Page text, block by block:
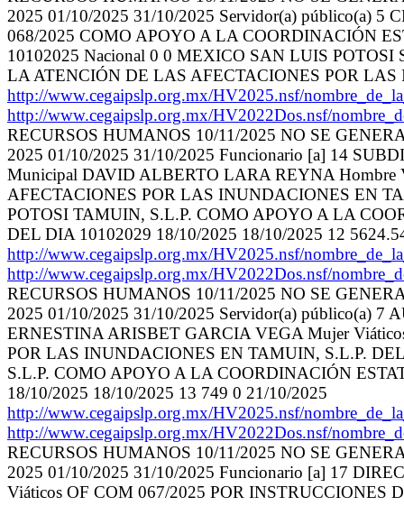
2025 01/10/2025 31/10/2025 Servidor(a) público(a) 5
068/2025 COMO APOYO A LA COORDINACIÓN
10102025 Nacional 0 0 MEXICO SAN LUIS
LA ATENCIÓN DE LAS AFECTACIONES POR
http://www.cegaipslp.org.mx/HV2025.nsf/
http://www.cegaipslp.org.mx/HV2022Dos.nsf/
RECURSOS HUMANOS 10/11/2025 NO SE
2025 01/10/2025 31/10/2025 Funcionario [a] 14
Municipal DAVID ALBERTO LARA REYNA
AFECTACIONES POR LAS INUNDACIONES EN
POTOSI TAMUIN, S.L.P. COMO APOYO A LA
DEL DIA 10102029 18/10/2025 18/10/2025 12
http://www.cegaipslp.org.mx/HV2025.nsf/
http://www.cegaipslp.org.mx/HV2022Dos.nsf/
RECURSOS HUMANOS 10/11/2025 NO SE
2025 01/10/2025 31/10/2025 Servidor(a) público(a)
ERNESTINA ARISBET GARCIA VEGA Mujer
POR LAS INUNDACIONES EN TAMUIN, S.L.P.
S.L.P. COMO APOYO A LA COORDINACIÓN
18/10/2025 18/10/2025 13 749 0 21/10/2025
http://www.cegaipslp.org.mx/HV2025.nsf/
http://www.cegaipslp.org.mx/HV2022Dos.nsf/
RECURSOS HUMANOS 10/11/2025 NO SE
2025 01/10/2025 31/10/2025 Funcionario [a] 17
Viáticos OF COM 067/2025 POR